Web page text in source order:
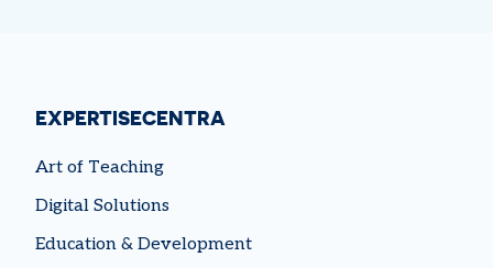
EXPERTISECENTRA
Art of Teaching
Digital Solutions
Education & Development